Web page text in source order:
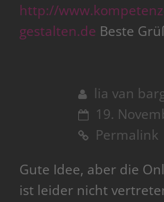
http://
gestalten.de Beste
lia van
19.
Permalink
Gute Idee, aber die
ist leider nicht